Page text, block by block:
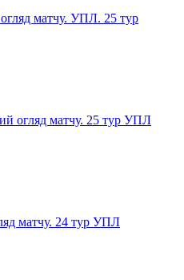
матчу. УПЛ. 25 тур
огляд матчу. 25 тур УПЛ
матчу. 24 тур УПЛ